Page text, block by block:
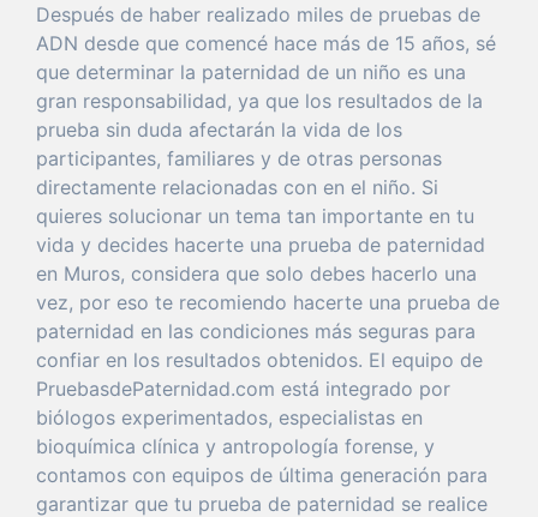
Después de haber realizado miles de pruebas de
ADN desde que comencé hace más de 15 años, sé
que determinar la paternidad de un niño es una
gran responsabilidad, ya que los resultados de la
prueba sin duda afectarán la vida de los
participantes, familiares y de otras personas
directamente relacionadas con en el niño. Si
quieres solucionar un tema tan importante en tu
vida y decides hacerte una prueba de paternidad
en Muros, considera que solo debes hacerlo una
vez, por eso te recomiendo hacerte una prueba de
paternidad en las condiciones más seguras para
confiar en los resultados obtenidos. El equipo de
PruebasdePaternidad.com está integrado por
biólogos experimentados, especialistas en
bioquímica clínica y antropología forense, y
contamos con equipos de última generación para
garantizar que tu prueba de paternidad se realice